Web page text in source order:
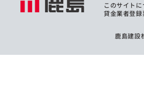
このサイトに
貸金業者登
鹿島建設